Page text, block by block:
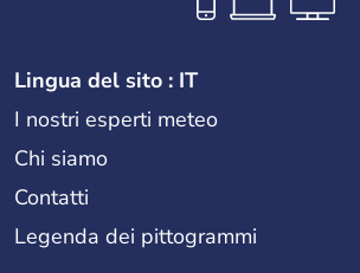
Lingua del sito : IT
I nostri esperti meteo
Chi siamo
Contatti
Legenda dei pittogrammi